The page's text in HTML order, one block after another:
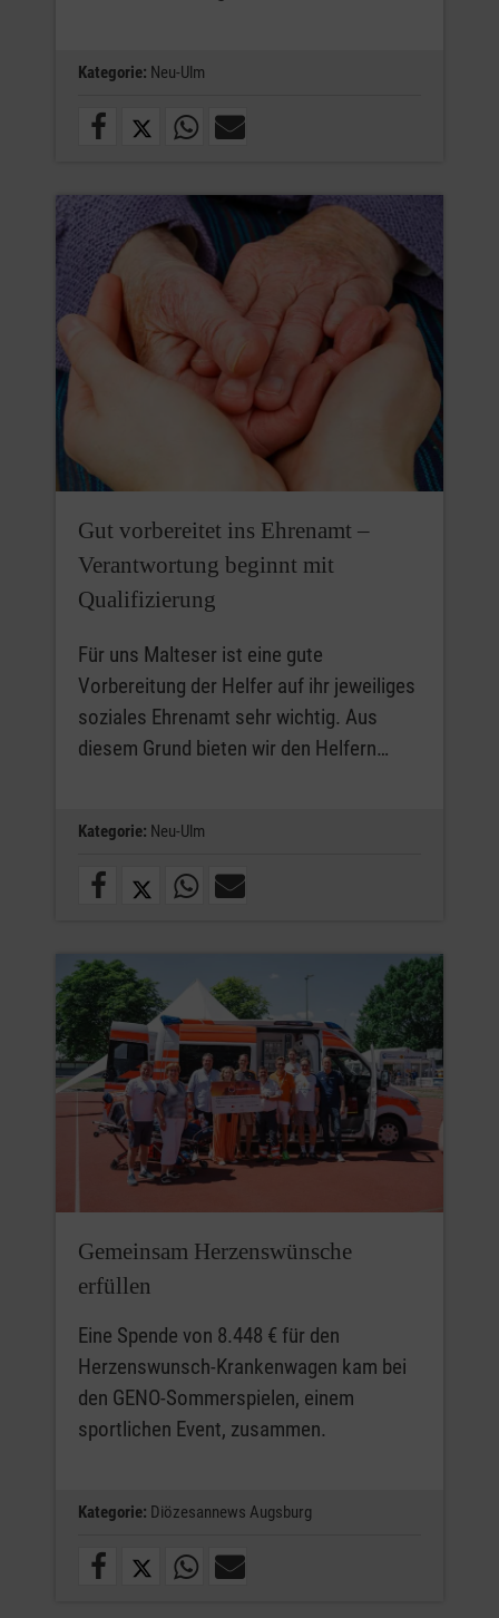
Kategorie: Neu-Ulm
Gut vorbereitet ins Ehrenamt –
Verantwortung beginnt mit
Qualifizierung
Für uns Malteser ist eine gute
Vorbereitung der Helfer auf ihr jeweiliges
soziales Ehrenamt sehr wichtig. Aus
diesem Grund bieten wir den Helfern…
Kategorie: Neu-Ulm
Gemeinsam Herzenswünsche
erfüllen
Eine Spende von 8.448 € für den
Herzenswunsch-Krankenwagen kam bei
den GENO-Sommerspielen, einem
sportlichen Event, zusammen.
Kategorie: Diözesannews Augsburg